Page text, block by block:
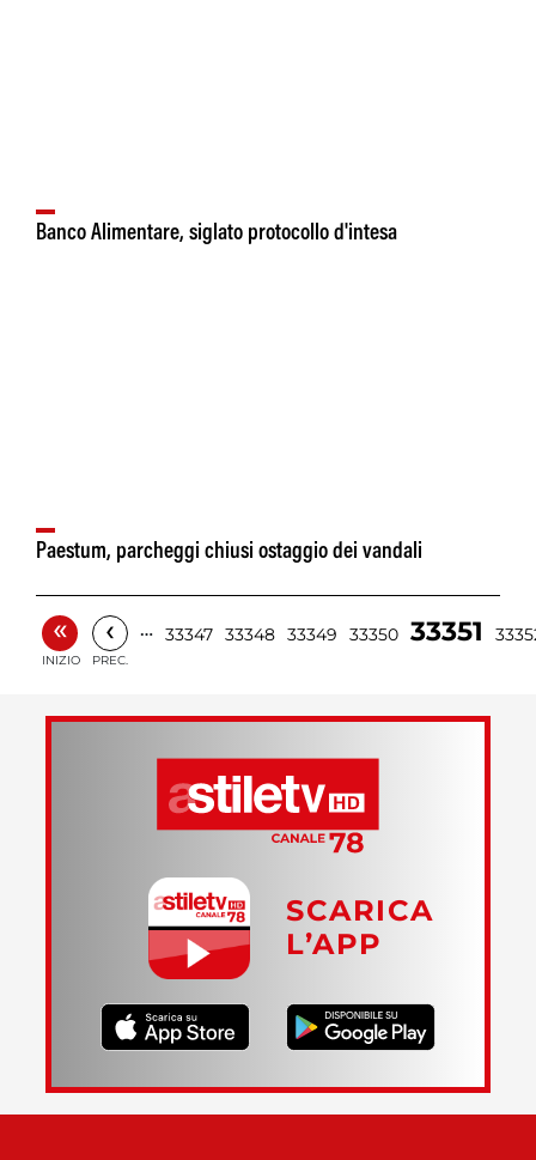
Banco Alimentare, siglato protocollo d'intesa
Paestum, parcheggi chiusi ostaggio dei vandali
«
INIZIO
‹
PREC.
… 33347 33348 33349 33350 33351
SCARICA
L’APP